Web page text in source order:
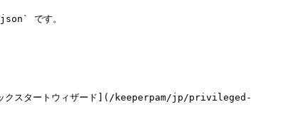
です。
クスタートウィザード](/keeperpam/jp/privileged-